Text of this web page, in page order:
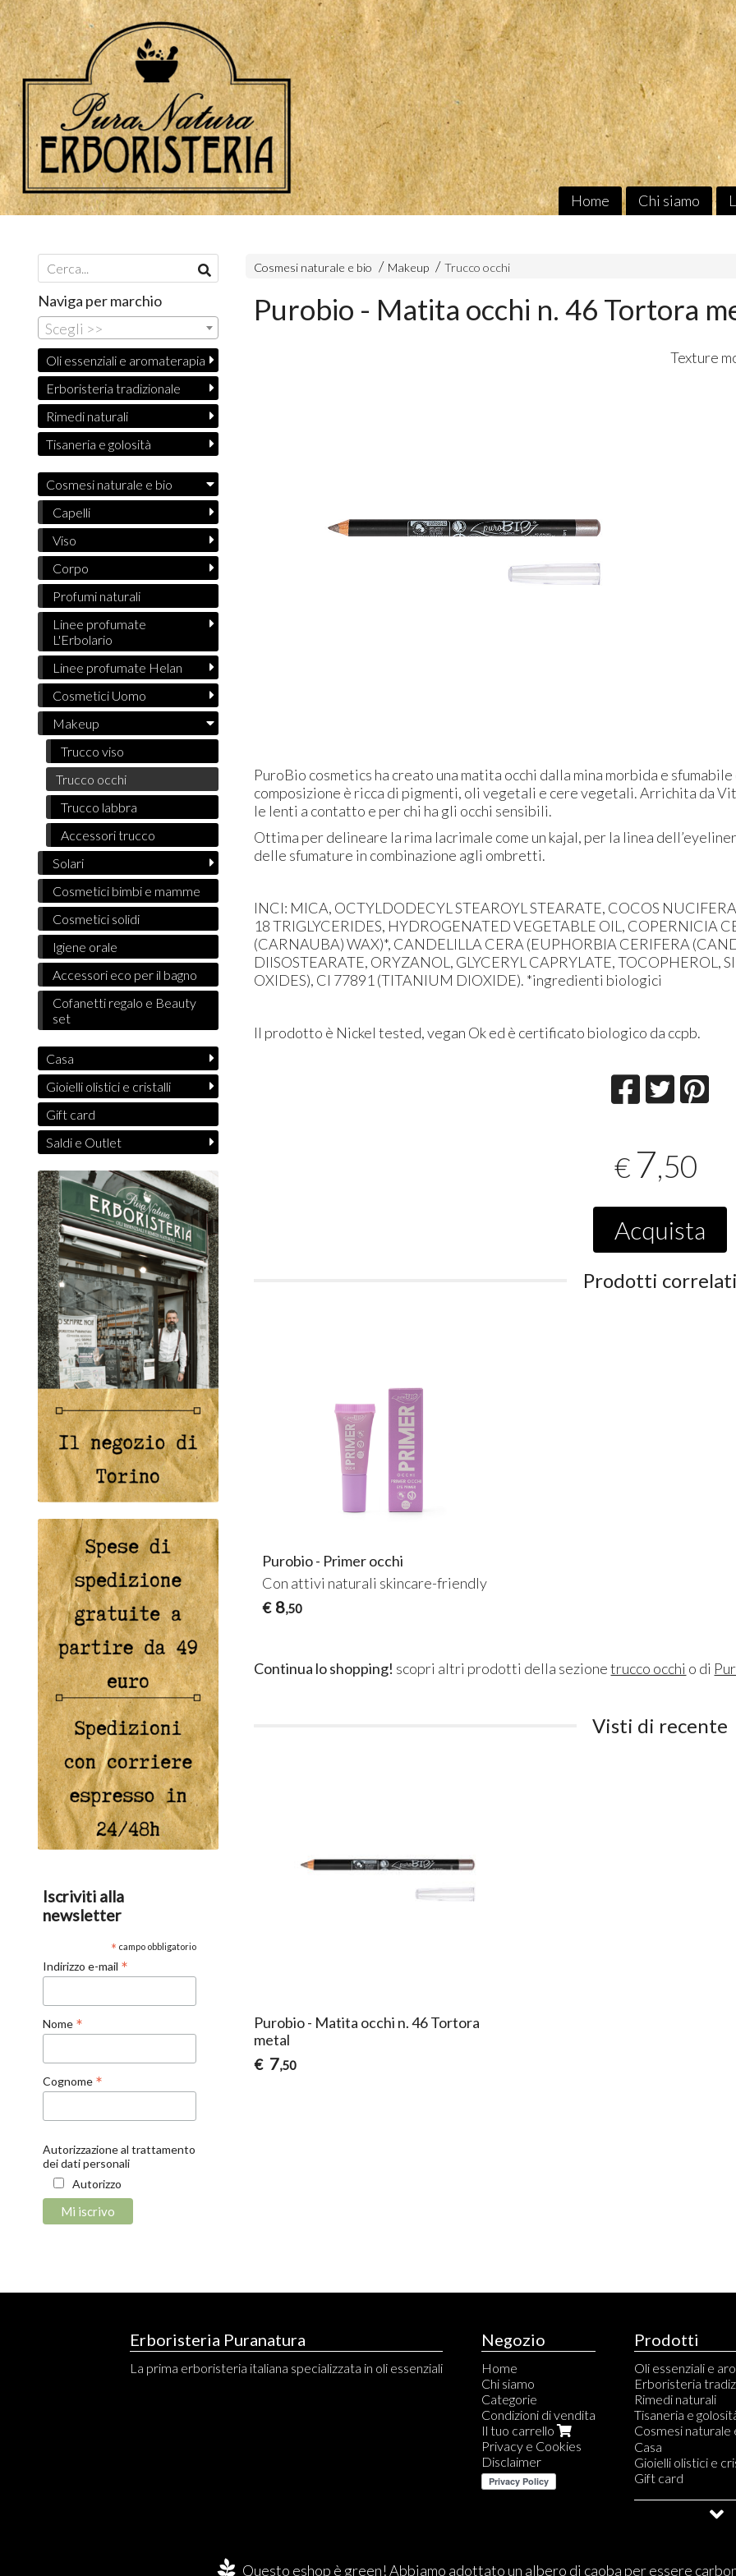
Home Chi siamo
Cosmesi naturale e bio Makeup Trucco occhi
Purobio - Matita occhi n. 46 Tortora
Texture
PuroBio cosmetics ha creato una matita occhi dalla mina morbida e
composizione è ricca di pigmenti, oli vegetali e cere vegetali. Arrichita da
le lenti a contatto e per chi ha gli occhi sensibili.
Ottima per delineare la rima lacrimale come un kajal, per la linea
delle sfumature in combinazione agli ombretti.
INCI: MICA, OCTYLDODECYL STEAROYL STEARATE, COCOS
18 TRIGLYCERIDES, HYDROGENATED VEGETABLE OIL, COPERNICIA
(CARNAUBA) WAX)*, CANDELILLA CERA (EUPHORBIA CERIFERA
DIISOSTEARATE, ORYZANOL, GLYCERYL CAPRYLATE, TOCOPHEROL,
OXIDES), CI 77891 (TITANIUM DIOXIDE). *ingredienti biologici
Il prodotto è Nickel tested, vegan Ok ed è certificato biologico da ccpb.
€ 7,50
Acquista
Prodotti correlati
Purobio - Primer occhi
Con attivi naturali skincare-friendly
€ 8,50
Continua lo shopping! scopri altri prodotti della sezionetrucco occhi o di
Visti di recente
Purobio - Matita occhi n. 46 Tortora
metal
€ 7,50
Naviga per marchio
Scegli >>
Oli essenziali e aromaterapia
Erboristeria tradizionale
Rimedi naturali
Tisaneria e golosità
Cosmesi naturale e bio
Capelli
Viso
Corpo
Profumi naturali
Linee profumate
L'Erbolario
Linee profumate Helan
Cosmetici Uomo
Makeup
Trucco viso
Trucco occhi
Trucco labbra
Accessori trucco
Solari
Cosmetici bimbi e mamme
Cosmetici solidi
Igiene orale
Accessori eco per il bagno
Cofanetti regalo e Beauty
set
Casa
Gioielli olistici e cristalli
Gift card
Saldi e Outlet
Iscriviti alla
newsletter
* campo obbligatorio
Indirizzo e-mail *
Nome *
Cognome *
Autorizzazione al trattamento
dei dati personali
Autorizzo
Erboristeria Puranatura
La prima erboristeria italiana specializzata in oli essenziali
Negozio
Home
Chi siamo
Categorie
Condizioni di vendita
Il tuo carrello
Privacy e Cookies
Disclaimer
Prodotti
Oli essenziali e
Erboristeria
Rimedi naturali
Tisaneria e
Cosmesi naturale
Capelli
Viso
Corpo
Linee profumate
Linee profumate
Trucco viso
Solari
Casa
Gioielli olistici e
Gift card
Questo eshop è green! Abbiamo adottato un albero di caoba per essere